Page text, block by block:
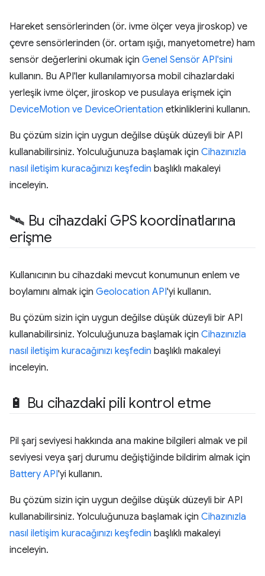
Hareket sensörlerinden (ör. ivme ölçer veya jiroskop) ve
çevre sensörlerinden (ör. ortam ışığı, manyetometre) ham
sensör değerlerini okumak için Genel Sensör API'sini
kullanın. Bu API'ler kullanılamıyorsa mobil cihazlardaki
yerleşik ivme ölçer, jiroskop ve pusulaya erişmek için
DeviceMotion ve DeviceOrientation etkinliklerini kullanın.
Bu çözüm sizin için uygun değilse düşük düzeyli bir API
kullanabilirsiniz. Yolculuğunuza başlamak için Cihazınızla
nasıl iletişim kuracağınızı keşfedin başlıklı makaleyi
inceleyin.
🛰 Bu cihazdaki GPS koordinatlarına
erişme
Kullanıcının bu cihazdaki mevcut konumunun enlem ve
boylamını almak için Geolocation API'yi kullanın.
Bu çözüm sizin için uygun değilse düşük düzeyli bir API
kullanabilirsiniz. Yolculuğunuza başlamak için Cihazınızla
nasıl iletişim kuracağınızı keşfedin başlıklı makaleyi
inceleyin.
🔋 Bu cihazdaki pili kontrol etme
Pil şarj seviyesi hakkında ana makine bilgileri almak ve pil
seviyesi veya şarj durumu değiştiğinde bildirim almak için
Battery API'yi kullanın.
Bu çözüm sizin için uygun değilse düşük düzeyli bir API
kullanabilirsiniz. Yolculuğunuza başlamak için Cihazınızla
nasıl iletişim kuracağınızı keşfedin başlıklı makaleyi
inceleyin.